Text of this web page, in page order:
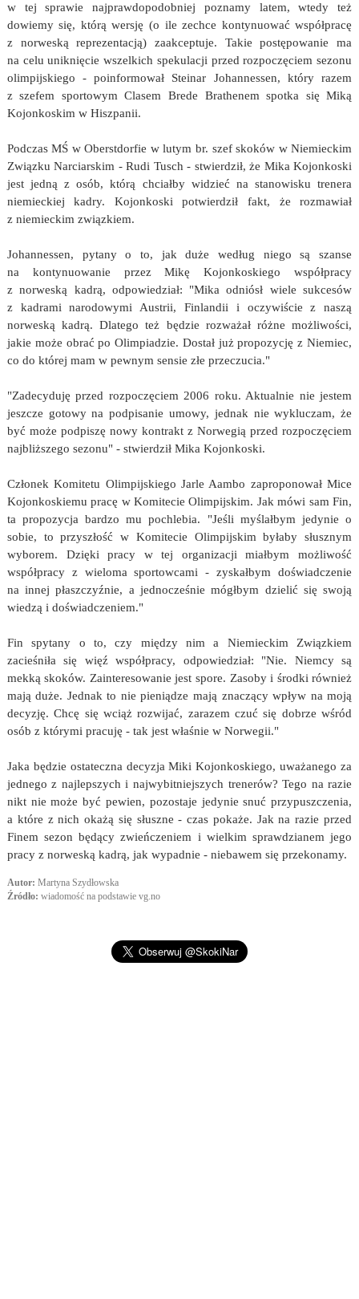
w tej sprawie najprawdopodobniej poznamy latem, wtedy też
dowiemy się, którą wersję (o ile zechce kontynuować współpracę
z norweską reprezentacją) zaakceptuje. Takie postępowanie ma
na celu uniknięcie wszelkich spekulacji przed rozpoczęciem sezonu
olimpijskiego - poinformował Steinar Johannessen, który razem
z szefem sportowym Clasem Brede Brathenem spotka się Miką
Kojonkoskim w Hiszpanii.
Podczas MŚ w Oberstdorfie w lutym br. szef skoków w Niemieckim
Związku Narciarskim - Rudi Tusch - stwierdził, że Mika Kojonkoski
jest jedną z osób, którą chciałby widzieć na stanowisku trenera
niemieckiej kadry. Kojonkoski potwierdził fakt, że rozmawiał
z niemieckim związkiem.
Johannessen, pytany o to, jak duże według niego są szanse
na kontynuowanie przez Mikę Kojonkoskiego współpracy
z norweską kadrą, odpowiedział: "Mika odniósł wiele sukcesów
z kadrami narodowymi Austrii, Finlandii i oczywiście z naszą
norweską kadrą. Dlatego też będzie rozważał różne możliwości,
jakie może obrać po Olimpiadzie. Dostał już propozycję z Niemiec,
co do której mam w pewnym sensie złe przeczucia."
"Zadecyduję przed rozpoczęciem 2006 roku. Aktualnie nie jestem
jeszcze gotowy na podpisanie umowy, jednak nie wykluczam, że
być może podpiszę nowy kontrakt z Norwegią przed rozpoczęciem
najbliższego sezonu" - stwierdził Mika Kojonkoski.
Członek Komitetu Olimpijskiego Jarle Aambo zaproponował Mice
Kojonkoskiemu pracę w Komitecie Olimpijskim. Jak mówi sam Fin,
ta propozycja bardzo mu pochlebia. "Jeśli myślałbym jedynie o
sobie, to przyszłość w Komitecie Olimpijskim byłaby słusznym
wyborem. Dzięki pracy w tej organizacji miałbym możliwość
współpracy z wieloma sportowcami - zyskałbym doświadczenie
na innej płaszczyźnie, a jednocześnie mógłbym dzielić się swoją
wiedzą i doświadczeniem."
Fin spytany o to, czy między nim a Niemieckim Związkiem
zacieśniła się więź współpracy, odpowiedział: "Nie. Niemcy są
mekką skoków. Zainteresowanie jest spore. Zasoby i środki również
mają duże. Jednak to nie pieniądze mają znaczący wpływ na moją
decyzję. Chcę się wciąż rozwijać, zarazem czuć się dobrze wśród
osób z którymi pracuję - tak jest właśnie w Norwegii."
Jaka będzie ostateczna decyzja Miki Kojonkoskiego, uważanego za
jednego z najlepszych i najwybitniejszych trenerów? Tego na razie
nikt nie może być pewien, pozostaje jedynie snuć przypuszczenia,
a które z nich okażą się słuszne - czas pokaże. Jak na razie przed
Finem sezon będący zwieńczeniem i wielkim sprawdzianem jego
pracy z norweską kadrą, jak wypadnie - niebawem się przekonamy.
Autor: Martyna Szydłowska
Źródło: wiadomość na podstawie vg.no